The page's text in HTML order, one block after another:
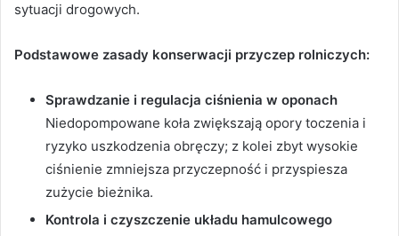
sytuacji drogowych.
Podstawowe zasady konserwacji przyczep rolniczych:
Sprawdzanie i regulacja ciśnienia w oponach
Niedopompowane koła zwiększają opory toczenia i
ryzyko uszkodzenia obręczy; z kolei zbyt wysokie
ciśnienie zmniejsza przyczepność i przyspiesza
zużycie bieżnika.
Kontrola i czyszczenie układu hamulcowego